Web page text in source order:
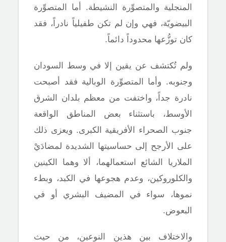
المنجلية والمتصوِّرة النشيطة. أما المتصوِّرة
البيضويّة، فهي وإن لم تكن طفيلياً نادراً، فقد
كان توزُّعها محدوداً دائماً.
ولم تُكتشف عن يقين إلا في وسط السودان
وجنوبه. وأما المتصوِّرة الوبالية فقد أصبحت
نادرة جداً، واختفت من معظم بلدان الشرق
الأوسط، باستثناء بعض المناطق الواقعة
جنوب الصحراء الأفريقية الكبرى. ويعزى ذلك
على الأرجح إلى حساسيتها الشديدة لمضادَيْ
الملاريا الشائع استعمالهما، ألا وهما الكينين
والكلوروكين، وعدم هجوعها في الكبد، وبطء
نموها، سواء في المضيف البشري أو في
البعوض.
والاختلاف بين هذين النوعين، من حيث